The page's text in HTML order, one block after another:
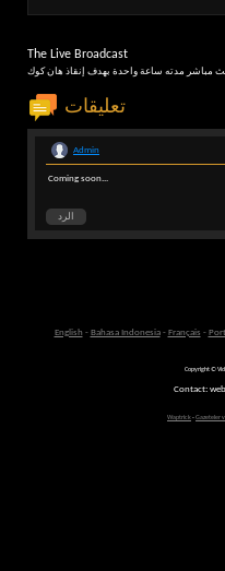
The Live Broadcast
تعليقات
Admin
Coming soon...
الرد
English - Bahasa Indonesia- Français -
Copyright ©
Contact:
Waptrick-Gazeteler